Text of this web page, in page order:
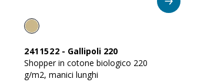
2411522 - Gallipoli 220
Shopper in cotone biologico 220
g/m2, manici lunghi